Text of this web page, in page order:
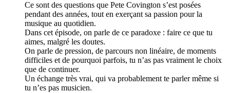
Ce sont des questions que Pete Covington s’est posées
pendant des années, tout en exerçant sa passion pour la
musique au quotidien.
Dans cet épisode, on parle de ce paradoxe : faire ce que tu
aimes, malgré les doutes.
On parle de pression, de parcours non linéaire, de moments
difficiles et de pourquoi parfois, tu n’as pas vraiment le choix
que de continuer.
Un échange très vrai, qui va probablement te parler même si
tu n’es pas musicien.